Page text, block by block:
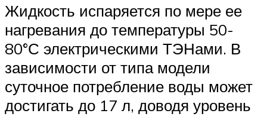
Жидкость испаряется по мере ее
нагревания до температуры 50-
80°С электрическими ТЭНами. В
зависимости от типа модели
суточное потребление воды может
достигать до 17 л, доводя уровень